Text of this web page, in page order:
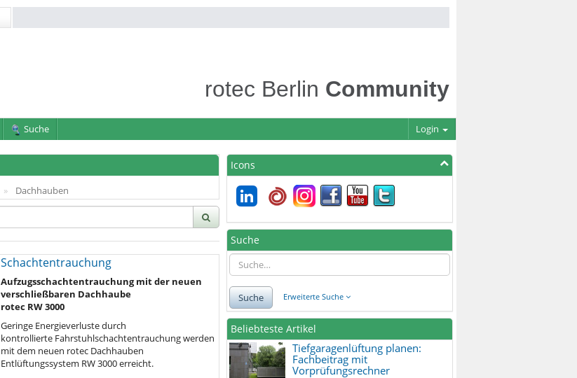
rotec Berlin Community
Suche Login
Dachhauben
Schachtentrauchung
Aufzugsschachtentrauchung mit der neuen
verschließbaren Dachhaube
rotec RW 3000
Geringe Energieverluste durch
kontrollierte Fahrstuhlschachtentrauchung werden
mit dem neuen rotec Dachhauben
Entlüftungssystem RW 3000 erreicht.
Icons
Suche
Suche Erweiterte Suche
Beliebteste Artikel
Tiefgaragenlüftung planen:
Fachbeitrag mit
Vorprüfungsrechner